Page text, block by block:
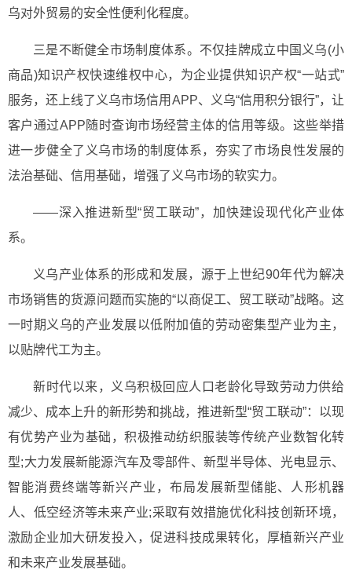
乌对外贸易的安全性便利化程度。
三是不断健全市场制度体系。不仅挂牌成立中国义乌(小
商品)知识产权快速维权中心，为企业提供知识产权“一站式”
服务，还上线了义乌市场信用APP、义乌“信用积分银行”，让
客户通过APP随时查询市场经营主体的信用等级。这些举措
进一步健全了义乌市场的制度体系，夯实了市场良性发展的
法治基础、信用基础，增强了义乌市场的软实力。
——深入推进新型“贸工联动”，加快建设现代化产业体
系。
义乌产业体系的形成和发展，源于上世纪90年代为解决
市场销售的货源问题而实施的“以商促工、贸工联动”战略。这
一时期义乌的产业发展以低附加值的劳动密集型产业为主，
以贴牌代工为主。
新时代以来，义乌积极回应人口老龄化导致劳动力供给
减少、成本上升的新形势和挑战，推进新型“贸工联动”：以现
有优势产业为基础，积极推动纺织服装等传统产业数智化转
型;大力发展新能源汽车及零部件、新型半导体、光电显示、
智能消费终端等新兴产业，布局发展新型储能、人形机器
人、低空经济等未来产业;采取有效措施优化科技创新环境，
激励企业加大研发投入，促进科技成果转化，厚植新兴产业
和未来产业发展基础。